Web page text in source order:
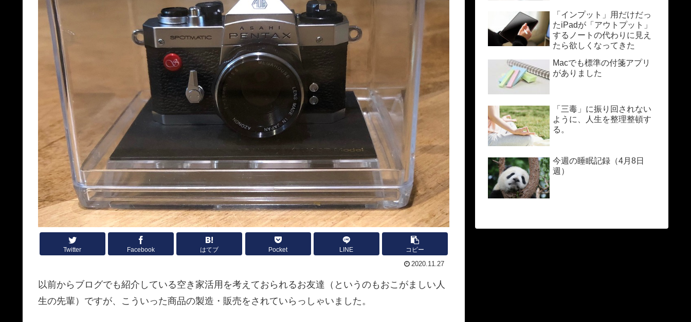
Twitter Facebook はてブ Pocket LINE コピー
2020.11.27
以前からブログでも紹介している空き家活用を考えておられるお友達（というのもおこがましい人
生の先輩）ですが、こういった商品の製造・販売をされていらっしゃいました。
「インプット」用だけだっ
たiPadが「アウトプット」
するノートの代わりに見え
たら欲しくなってきた
Macでも標準の付箋アプリ
がありました
「三毒」に振り回されない
ように、人生を整理整頓す
る。
今週の睡眠記録（4月8日
週）